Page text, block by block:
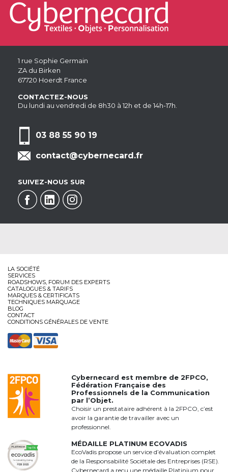
1 rue Sophie Germain
ZA du Birken
67720 Hoerdt France
CONTACTEZ-NOUS
Du lundi au vendredi de 8h30 à 12h et de 14h-17h.
03 88 55 90 19
contact@cybernecard.fr
SUIVEZ-NOUS SUR
LA SOCIÉTÉ
SERVICES
ROADSHOWS, FORUM DES EXPERTS
CATALOGUES & TARIFS
MARQUES & CERTIFICATS
TECHNIQUES MARQUAGE
BLOG
CONTACT
CONDITIONS GÉNÉRALES DE VENTE
Cybernecard est membre de2FPCO,
Fédération Française des
Professionnels de la Communication
par l’Objet.
Choisir un prestataire adhérent à la 2FPCO, c’est
avoir la garantie de travailler avec un
professionnel.
MÉDAILLE PLATINUM ECOVADIS
EcoVadis propose un service d’évaluation complet
de la Responsabilité Sociétale des Entreprises (RSE).
Cybernecard a reçu une médaille Platinium pour